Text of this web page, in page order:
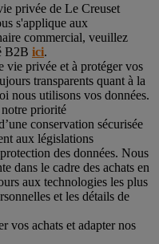
privée de Le Creuset
s'applique aux
commercial, veuillez
B2B ici.
vie privée et à protéger vos
transparents quant à la
nous utilisons vos données.
notre priorité
conservation sécurisée
aux législations
des données. Nous
dans le cadre des achats en
aux technologies les plus
et les détails de
vos achats et adapter nos